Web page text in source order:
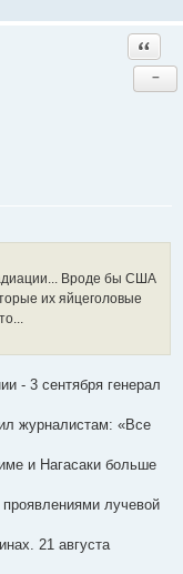
−
Вроде бы США
их яйцеголовые
- 3 сентября генерал
журналистам: «Все
и Нагасаки больше
лучевой
21 августа